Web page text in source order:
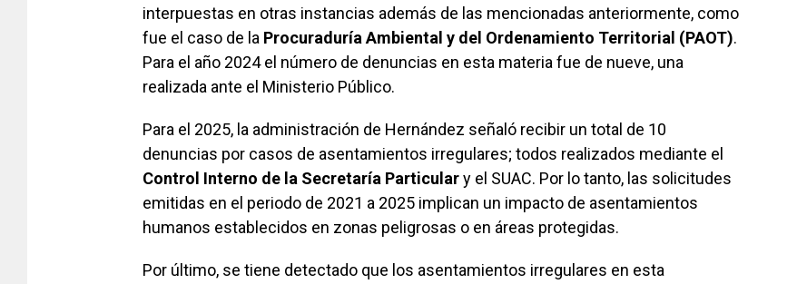
interpuestas en otras instancias además de las mencionadas anteriormente, como
fue el caso de la Procuraduría Ambiental y del Ordenamiento Territorial (PAOT).
Para el año 2024 el número de denuncias en esta materia fue de nueve, una
realizada ante el Ministerio Público.
Para el 2025, la administración de Hernández señaló recibir un total de 10
denuncias por casos de asentamientos irregulares; todos realizados mediante el
Control Interno de la Secretaría Particulary el SUAC. Por lo tanto, las solicitudes
emitidas en el periodo de 2021 a 2025 implican un impacto de asentamientos
humanos establecidos en zonas peligrosas o en áreas protegidas.
Por último, se tiene detectado que los asentamientos irregulares en esta